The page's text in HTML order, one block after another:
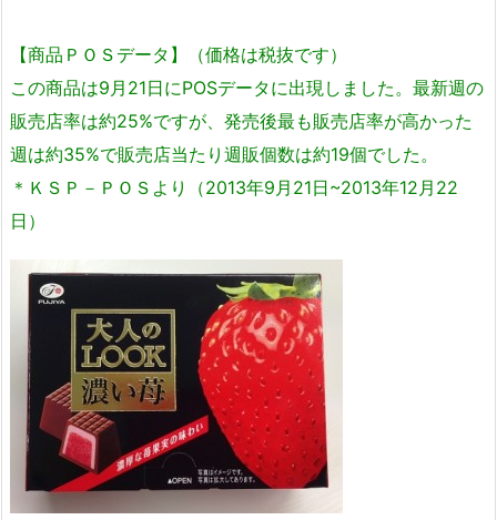
【商品ＰＯＳデータ】（価格は税抜です）
この商品は9月21日にPOSデータに出現しました。最新週の
販売店率は約25%ですが、発売後最も販売店率が高かった
週は約35%で販売店当たり週販個数は約19個でした。
＊ＫＳＰ－ＰＯＳより（2013年9月21日~2013年12月22
日）